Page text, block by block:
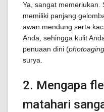
Ya, sangat memerlukan.
memiliki panjang
awan mendung serta
Anda, sehingga kulit
penuaan dini (photoaging
surya.
2. Mengapa
matahari